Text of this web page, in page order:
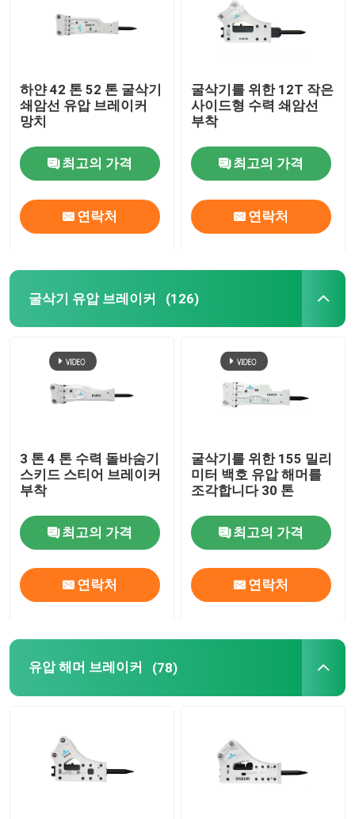
제품
VR 쇼
우리에 대하여
공장 여행
품질 관리
연락주세요
인용문을 요구하세요
굴삭기 유압 브레이커
유압 해머 브레이커
하얀 42 톤 52 톤 굴삭기
쇄암선 유압 브레이커
망치
최고의 가격
연락처
굴삭기를 위한 12T 작은
사이드형 수력 쇄암선
부착
최고의 가격
연락처
굴삭기 유압 브레이커 (126)
3 톤 4 톤 수력 돌바숨기
스키드 스티어 브레이커
부착
최고의 가격
연락처
굴삭기를 위한 155 밀리
미터 백호 유압 해머를
조각합니다 30 톤
최고의 가격
연락처
유압 해머 브레이커 (78)